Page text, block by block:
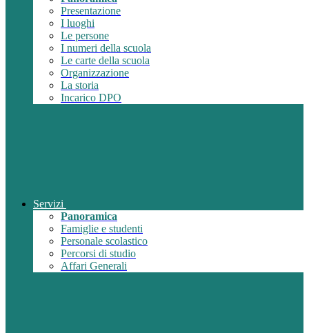
Presentazione
I luoghi
Le persone
I numeri della scuola
Le carte della scuola
Organizzazione
La storia
Incarico DPO
Servizi
Panoramica
Famiglie e studenti
Personale scolastico
Percorsi di studio
Affari Generali